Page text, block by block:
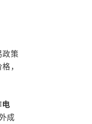
政策
，
电
成